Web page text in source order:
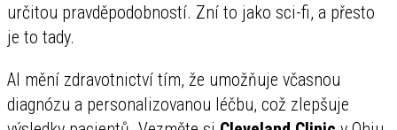
určitou pravděpodobností. Zní to jako sci-fi, a přesto
je to tady.
AI mění zdravotnictví tím, že umožňuje včasnou
diagnózu a personalizovanou léčbu, což zlepšuje